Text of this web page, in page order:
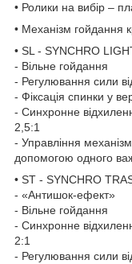
• Ролики на вибір –
• Механізм гойдання
• SL - SYNCHRO
- Вільне гойдання
- Регулювання сили
- Фіксація спинки у
- Синхронне
2,5:1
- Управління
допомогою одного
• ST - SYNCHRO
- «Антишок-ефект»
- Вільне гойдання
- Синхронне
2:1
- Регулювання сили